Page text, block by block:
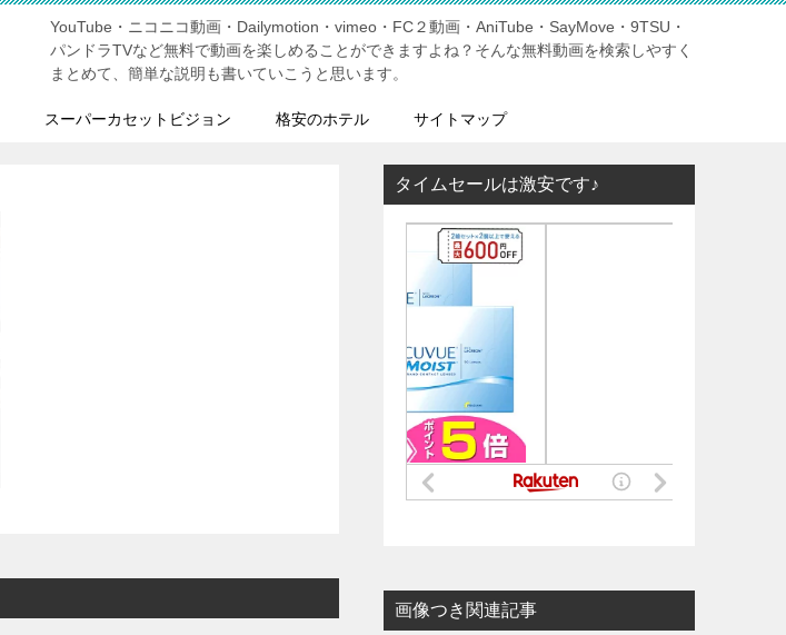
YouTube・ニコニコ動画・Dailymotion・vimeo・FC２動画・AniTube・SayMove・9TSU・
パンドラTVなど無料で動画を楽しめることができますよね？そんな無料動画を検索しやすく
まとめて、簡単な説明も書いていこうと思います。
スーパーカセットビジョン 格安のホテル サイトマップ
タイムセールは激安です♪
画像つき関連記事